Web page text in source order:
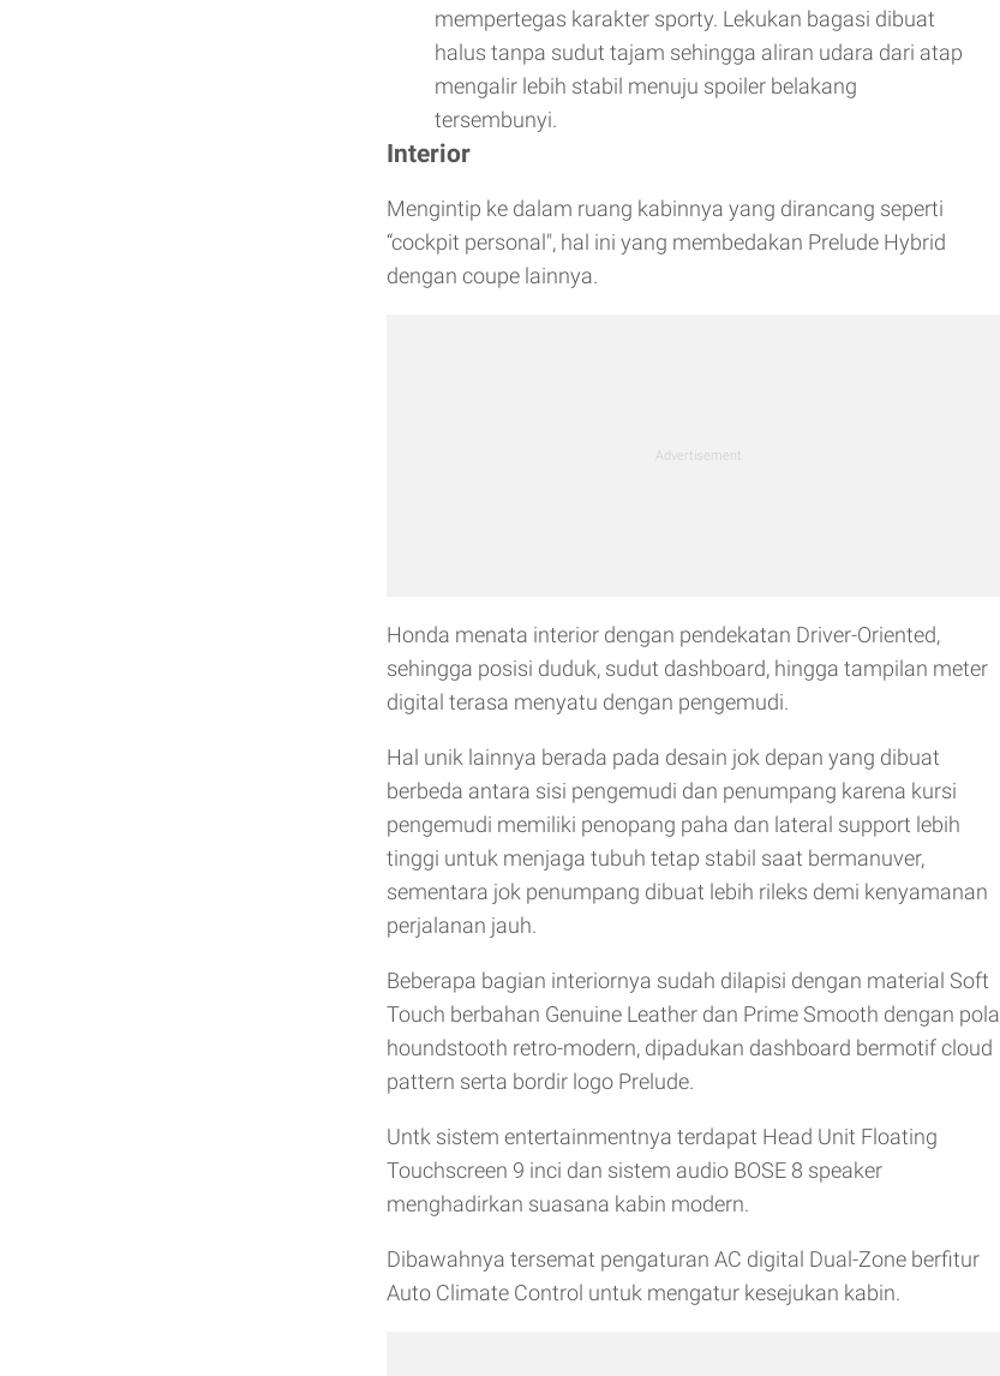
mempertegas karakter sporty. Lekukan bagasi dibuat
halus tanpa sudut tajam sehingga aliran udara dari atap
mengalir lebih stabil menuju spoiler belakang
tersembunyi.
Interior
Mengintip ke dalam ruang kabinnya yang dirancang seperti
“cockpit personal", hal ini yang membedakan Prelude Hybrid
dengan coupe lainnya.
Honda menata interior dengan pendekatan Driver-Oriented,
sehingga posisi duduk, sudut dashboard, hingga tampilan meter
digital terasa menyatu dengan pengemudi.
Hal unik lainnya berada pada desain jok depan yang dibuat
berbeda antara sisi pengemudi dan penumpang karena kursi
pengemudi memiliki penopang paha dan lateral support lebih
tinggi untuk menjaga tubuh tetap stabil saat bermanuver,
sementara jok penumpang dibuat lebih rileks demi kenyamanan
perjalanan jauh.
Beberapa bagian interiornya sudah dilapisi dengan material Soft
Touch berbahan Genuine Leather dan Prime Smooth dengan pola
houndstooth retro-modern, dipadukan dashboard bermotif cloud
pattern serta bordir logo Prelude.
Untk sistem entertainmentnya terdapat Head Unit Floating
Touchscreen 9 inci dan sistem audio BOSE 8 speaker
menghadirkan suasana kabin modern.
Dibawahnya tersemat pengaturan AC digital Dual-Zone berfitur
Auto Climate Control untuk mengatur kesejukan kabin.